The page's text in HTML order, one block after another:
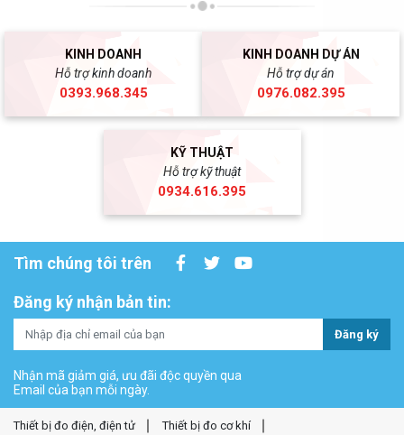
KINH DOANH
Hỗ trợ kinh doanh
0393.968.345
KINH DOANH DỰ ÁN
Hỗ trợ dự án
0976.082.395
KỸ THUẬT
Hỗ trợ kỹ thuật
0934.616.395
Tìm chúng tôi trên
Đăng ký nhận bản tin:
Đăng ký
Nhận mã giảm giá, ưu đãi độc quyền qua
Email của bạn mỗi ngày.
Thiết bị đo điện, điện tử
Thiết bị đo cơ khí